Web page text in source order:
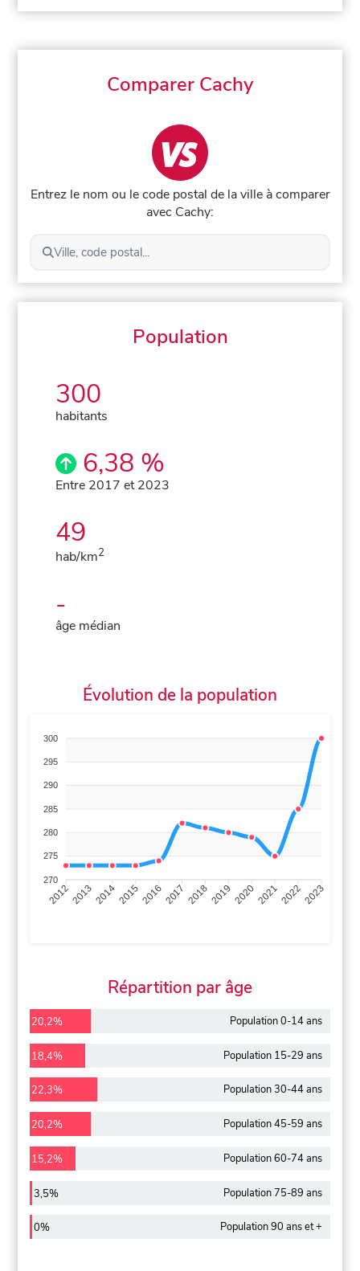
Comparer Cachy
Entrez le nom ou le code postal de la ville à comparer
avec Cachy:
Ville, code postal...
Population
300
habitants
6,38 %
Entre 2017 et 2023
49
hab/km2
-
âge médian
Évolution de la population
300
295
290
285
280
275
270
201220132014201520162017 20182019 2020202120222023
Répartition par âge
20,2% Population 0-14 ans
18,4% Population 15-29 ans
22,3% Population 30-44 ans
20,2% Population 45-59 ans
15,2% Population 60-74 ans
3,5% Population 75-89 ans
0% Population 90 ans et +